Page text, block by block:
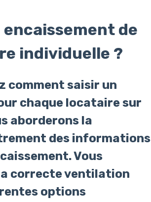
de
individuelle ?
comment saisir un
chaque locataire sur
aborderons la
des informations
Vous
correcte ventilation
options